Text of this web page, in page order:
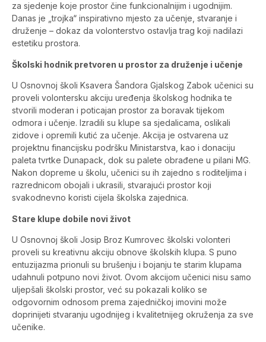
za sjedenje koje prostor čine funkcionalnijim i ugodnijim.
Danas je „trojka“ inspirativno mjesto za učenje, stvaranje i
druženje – dokaz da volonterstvo ostavlja trag koji nadilazi
estetiku prostora.
Školski hodnik pretvoren u prostor za druženje i učenje
U Osnovnoj školi Ksavera Šandora Gjalskog Zabok učenici su
proveli volontersku akciju uređenja školskog hodnika te
stvorili moderan i poticajan prostor za boravak tijekom
odmora i učenje. Izradili su klupe sa sjedalicama, oslikali
zidove i opremili kutić za učenje. Akcija je ostvarena uz
projektnu financijsku podršku Ministarstva, kao i donaciju
paleta tvrtke Dunapack, dok su palete obrađene u pilani MG.
Nakon dopreme u školu, učenici su ih zajedno s roditeljima i
razrednicom obojali i ukrasili, stvarajući prostor koji
svakodnevno koristi cijela školska zajednica.
Stare klupe dobile novi život
U Osnovnoj školi Josip Broz Kumrovec školski volonteri
proveli su kreativnu akciju obnove školskih klupa. S puno
entuzijazma prionuli su brušenju i bojanju te starim klupama
udahnuli potpuno novi život. Ovom akcijom učenici nisu samo
uljepšali školski prostor, već su pokazali koliko se
odgovornim odnosom prema zajedničkoj imovini može
doprinijeti stvaranju ugodnijeg i kvalitetnijeg okruženja za sve
učenike.